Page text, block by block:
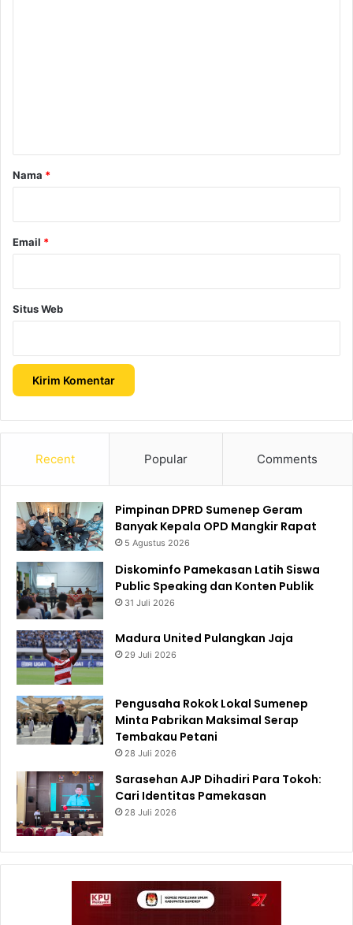
rNama *
Email *
Situs Web
Recent Popular Comments
Pimpinan DPRD Sumenep Geram
Banyak Kepala OPD Mangkir Rapat
5 Agustus 2026
Diskominfo Pamekasan Latih Siswa
Public Speaking dan Konten Publik
31 Juli 2026
Madura United Pulangkan Jaja
29 Juli 2026
Pengusaha Rokok Lokal Sumenep
Minta Pabrikan Maksimal Serap
Tembakau Petani
28 Juli 2026
Sarasehan AJP Dihadiri Para Tokoh:
Cari Identitas Pamekasan
28 Juli 2026